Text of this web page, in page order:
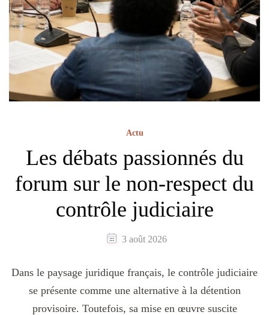
Actu
Les débats passionnés du
forum sur le non-respect du
contrôle judiciaire
3 août 2026
Dans le paysage juridique français, le contrôle judiciaire
se présente comme une alternative à la détention
provisoire. Toutefois, sa mise en œuvre suscite